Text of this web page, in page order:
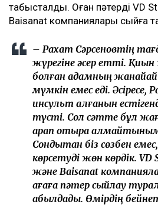
табысталды. Оған пәтерді VD
Baisanat компаниялары сыйға
– Рахат Сәрсеновтің
жүрегіне әсер етті.
болған адамның
мүмкін емес еді. Әсіресе,
инсульт алғанын
түсті. Сол сәтте бұл
қарап отыра
Сондықтан біз сөзбен емес,
көрсетуді жөн көрдік.
және Baisanat
ағаға пәтер сыйлау
қабылдады. Өмірдің